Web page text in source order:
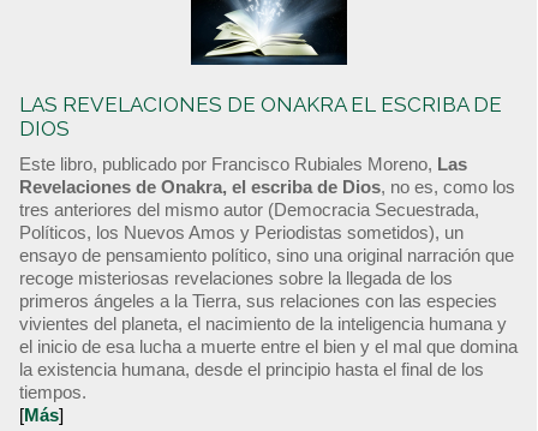
LAS REVELACIONES DE ONAKRA EL ESCRIBA DE
DIOS
Este libro, publicado por Francisco Rubiales Moreno, Las
Revelaciones de Onakra, el escriba de Dios, no es, como los
tres anteriores del mismo autor (Democracia Secuestrada,
Políticos, los Nuevos Amos y Periodistas sometidos), un
ensayo de pensamiento político, sino una original narración que
recoge misteriosas revelaciones sobre la llegada de los
primeros ángeles a la Tierra, sus relaciones con las especies
vivientes del planeta, el nacimiento de la inteligencia humana y
el inicio de esa lucha a muerte entre el bien y el mal que domina
la existencia humana, desde el principio hasta el final de los
tiempos.
[Más]